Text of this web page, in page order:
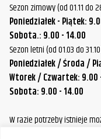
Sezon zimowy (od 01.11 do
Poniedziałek - Piątek:
Sobota.: 9.00 - 14.00
Sezon letni (od 01.03 do
Poniedziałek / Środa /
Wtorek / Czwartek: 9.00
Sobota: 9.00 - 14.00
W razie potrzeby istnieje